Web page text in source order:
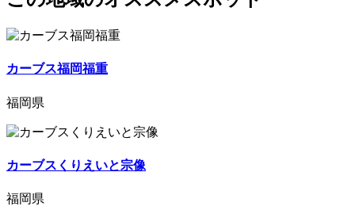
カーブス福岡福重
福岡県
カーブスくりえいと宗像
福岡県